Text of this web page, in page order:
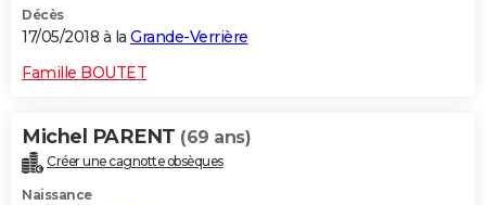
Décès
17/05/2018 à la Grande-Verrière
Famille BOUTET
Michel PARENT (69 ans)
Créer une cagnotte obsèques
Naissance